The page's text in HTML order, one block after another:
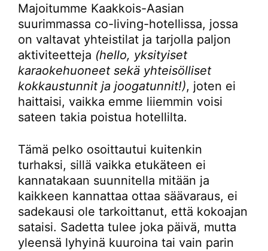
Majoitumme Kaakkois-Aasian
suurimmassa co-living-hotellissa, jossa
on valtavat yhteistilat ja tarjolla paljon
aktiviteetteja (hello, yksityiset
karaokehuoneet sekä yhteisölliset
kokkaustunnit ja joogatunnit!), joten ei
haittaisi, vaikka emme liiemmin voisi
sateen takia poistua hotellilta.
Tämä pelko osoittautui kuitenkin
turhaksi, sillä vaikka etukäteen ei
kannatakaan suunnitella mitään ja
kaikkeen kannattaa ottaa säävaraus, ei
sadekausi ole tarkoittanut, että kokoajan
sataisi. Sadetta tulee joka päivä, mutta
yleensä lyhyinä kuuroina tai vain parin